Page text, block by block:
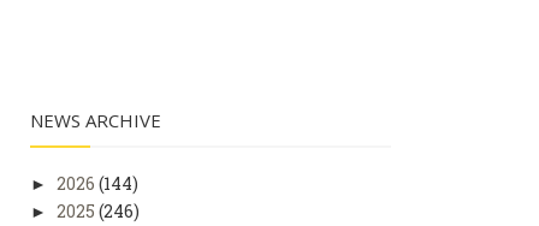
NEWS ARCHIVE
► 2026 (144)
► 2025 (246)